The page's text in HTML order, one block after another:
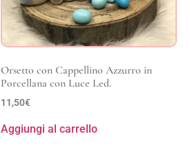
Orsetto con Cappellino Azzurro in
Porcellana con Luce Led.
11,50€
Aggiungi al carrello